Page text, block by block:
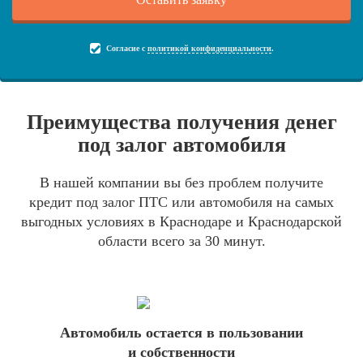
Согласие с политикой конфиденциальности.
Преимущества получения денег
под залог автомобиля
В нашей компании вы без проблем получите
кредит под залог ПТС или автомобиля на самых
выгодных условиях в Краснодаре и Краснодарской
области всего за 30 минут.
Автомобиль остается в пользовании
и собственности